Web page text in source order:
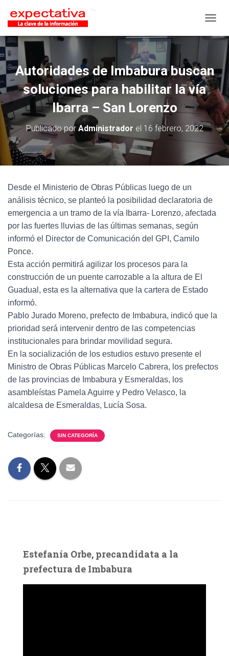
Autoridades de Imbabura buscan
soluciones para habilitar la vía
Ibarra – San Lorenzo
Publicado por Administrador el 16 febrero, 2022
Desde el Ministerio de Obras Públicas luego de un
análisis técnico, se planteó la posibilidad declaratoria de
emergencia a un tramo de la vía Ibarra- Lorenzo, afectada
por las fuertes lluvias de las últimas semanas, según
informó el Director de Comunicación del GPI, Camilo
Ponce.
Esta acción permitirá agilizar los procesos para la
construcción de un puente carrozable a la altura de El
Guadual, esta es la alternativa que la cartera de Estado
informó.
Pablo Jurado Moreno, prefecto de Imbabura, indicó que la
prioridad será intervenir dentro de las competencias
institucionales para brindar movilidad segura.
En la socialización de los estudios estuvo presente el
Ministro de Obras Públicas Marcelo Cabrera, los prefectos
de las provincias de Imbabura y Esmeraldas, los
asambleístas Pamela Aguirre y Pedro Velasco, la
alcaldesa de Esmeraldas, Lucía Sosa.
Categorías: SIN CATEGORÍA
Estefanía Orbe, precandidata a la
prefectura de Imbabura